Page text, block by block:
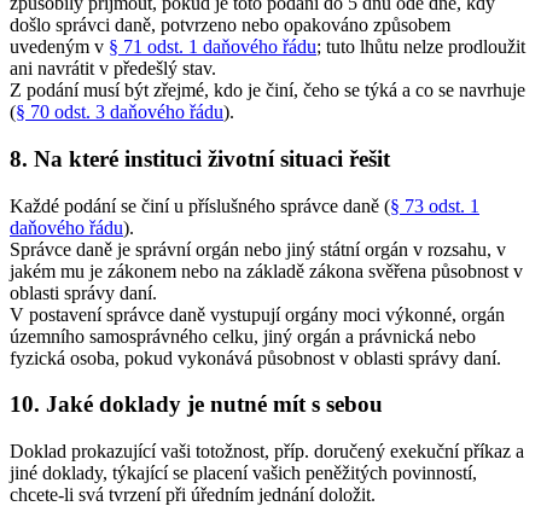
došlo správci daně, potvrzeno nebo opakováno způsobem
uvedeným v § 71 odst. 1 daňového řádu; tuto lhůtu nelze prodloužit
ani navrátit v předešlý stav.
Z podání musí být zřejmé, kdo je činí, čeho se týká a co se navrhuje
(§ 70 odst. 3 daňového řádu).
8. Na které instituci životní situaci řešit
Každé podání se činí u příslušného správce daně (§ 73 odst. 1
daňového řádu).
Správce daně je správní orgán nebo jiný státní orgán v rozsahu, v
jakém mu je zákonem nebo na základě zákona svěřena působnost v
oblasti správy daní.
V postavení správce daně vystupují orgány moci výkonné, orgán
územního samosprávného celku, jiný orgán a právnická nebo
fyzická osoba, pokud vykonává působnost v oblasti správy daní.
10. Jaké doklady je nutné mít s sebou
Doklad prokazující vaši totožnost, příp. doručený exekuční příkaz a
jiné doklady, týkající se placení vašich peněžitých povinností,
chcete-li svá tvrzení při úředním jednání doložit.